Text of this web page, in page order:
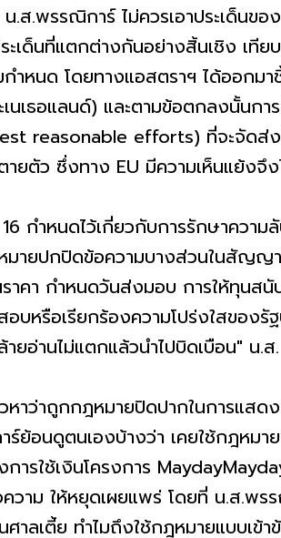
ส.พรรณิการ์ ไม่ควรเอาประเด็นข
ะเด็นที่แตกต่างกันอย่างสิ้นเชิง เที
กำหนด โดยทางแอสตราฯ ได้ออกม
นเธอแลนด์) และตามข้อตกลงนั้นก
reasonable efforts) ที่จะจัดส่
ายตัว ซึ่งทาง EU มีความเห็นแย้ง
กำหนดไว้เกี่ยวกับการรักษาคว
หมายปกปิดข้อความบางส่วนในสัญ
ราคา กำหนดวันส่งมอบ การให้ทุน
บหรือเรียกร้องความโปร่งใสของ
ยอ่านไม่แตกแล้วนำไปบิดเบือน" น.
าว่าถูกกฎหมายปิดปากในการแสด
ย้อนดูตนเองบ้างว่า เคยใช้กฎหม
ารใช้เงินโครงการ
วาม ให้หยุดเผยแพร่ โดยที่ น.ส.พ
ลเตี้ย ทำไมถึงใช้กฎหมายแบบเข้า